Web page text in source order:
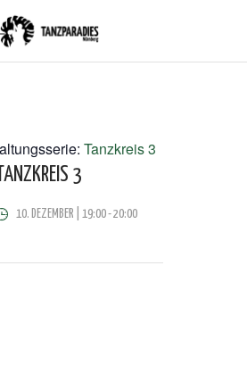
Tanzkreis 3
TANZKREIS 3
10. DEZEMBER | 19:00-20:00